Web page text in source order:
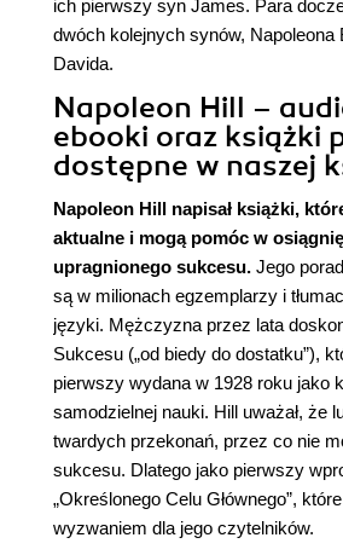
ich pierwszy syn James. Para
dwóch kolejnych synów, Napoleona
Davida.
Napoleon Hill –
ebooki oraz książki
dostępne w naszej
Napoleon Hill napisał książki,
aktualne i mogą pomóc w
upragnionego sukcesu. Jego
są w milionach egzemplarzy i
języki. Mężczyzna przez lata
Sukcesu („od biedy do dostatku”),
pierwszy wydana w 1928 roku jako
samodzielnej nauki. Hill uważał, że
twardych przekonań, przez co nie
sukcesu. Dlatego jako pierwszy
„Określonego Celu Głównego”,
wyzwaniem dla jego czytelników.